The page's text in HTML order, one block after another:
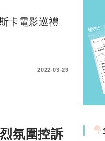
卡電影巡禮
2022-03-29
氛圍控訴